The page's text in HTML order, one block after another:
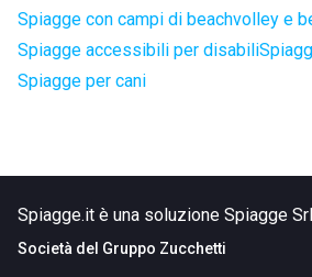
Spiagge con campi di beachvolley e
Spiagge accessibili per disabili
Spiagge per cani
Spiagge.it è una soluzione Spiagge Srl
Società del Gruppo Zucchetti